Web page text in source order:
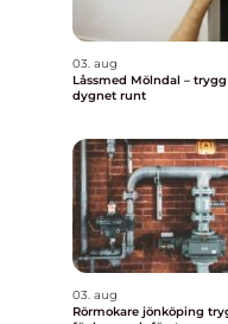
03. aug
Låssmed Mölndal –
dygnet runt
03. aug
Rörmokare jönköping trygg vvs-hjälp